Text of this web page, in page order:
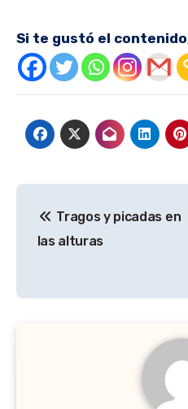
Si te gustó el
de
Tragos y picadas en
las alturas